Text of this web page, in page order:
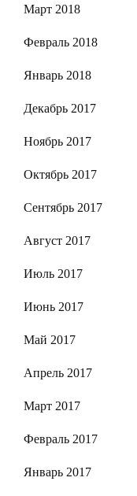
Март 2018
Февраль 2018
Январь 2018
Декабрь 2017
Ноябрь 2017
Октябрь 2017
Сентябрь 2017
Август 2017
Июль 2017
Июнь 2017
Май 2017
Апрель 2017
Март 2017
Февраль 2017
Январь 2017